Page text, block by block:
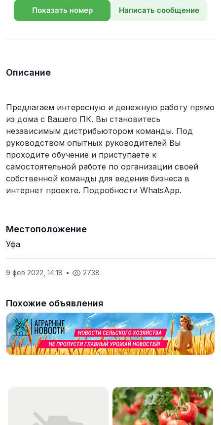
Показать номер Написать сообщение
Описание
Предлагаем интересную и денежную работу прямо
из дома с Вашего ПК. Вы становитесь
независимым дистрибьютором команды. Под
руководством опытных руководителей Вы
проходите обучение и приступаете к
самостоятельной работе по организации своей
собственной команды для ведения бизнеса в
интернет проекте. Подробности WhatsApp.
Местоположение
Уфа
9 фев 2022, 14:18 • 2738
Похожие объявления